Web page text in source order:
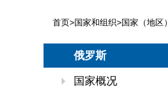
首页>国家和组织>国家（地区）
俄罗斯
国家概况